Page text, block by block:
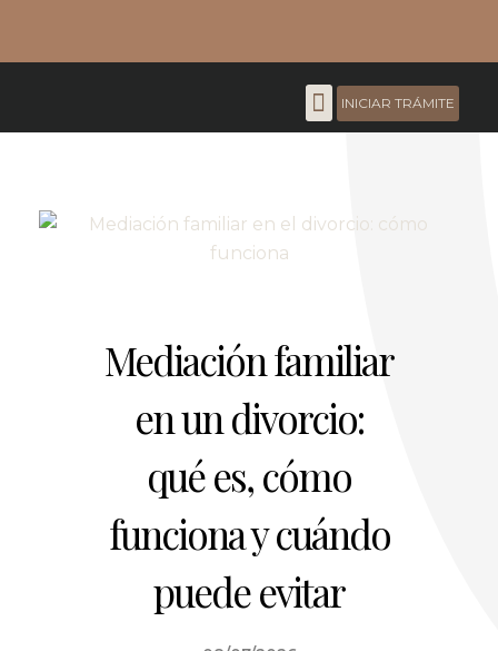
INICIAR TRÁMITE
Mediación familiar
en un divorcio:
qué es, cómo
funciona y cuándo
puede evitar